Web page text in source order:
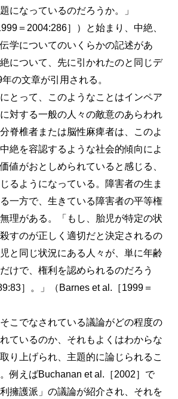
になっているのだろうか。」
＝2004:286］）と始まり、中絶、
学についてのいくらかの記述があ
について、先に引かれたのと同じデ
の文章が引用される。
とって、このようなことはインペア
対する一般の人々の敵意のあらわれ
脊椎者または脳性麻痺者は、このよ
絶を容認するような社会的傾向によ
値がおとしめられていると感じる、
るようになっている。障害者の生ま
一方で、生きている障害者の平等権
理がある。「もし、胎児が特定の状
すのが正しく適切だと決定されるの
と同じ状況にある人々が、単に年齢
けで、権利を認められるのだろう
］。」（Barnes et al.［1999＝
こでなされている議論がどの程度の
ているのか、それもよくはわからな
り上げられ、主題的に論じられるこ
例えばBuchanan et al.［2002］で
擁護派」の議論が紹介され、それを